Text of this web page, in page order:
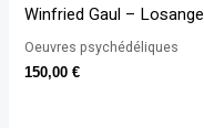
Winfried Gaul – Losange
Oeuvres psychédéliques
150,00€